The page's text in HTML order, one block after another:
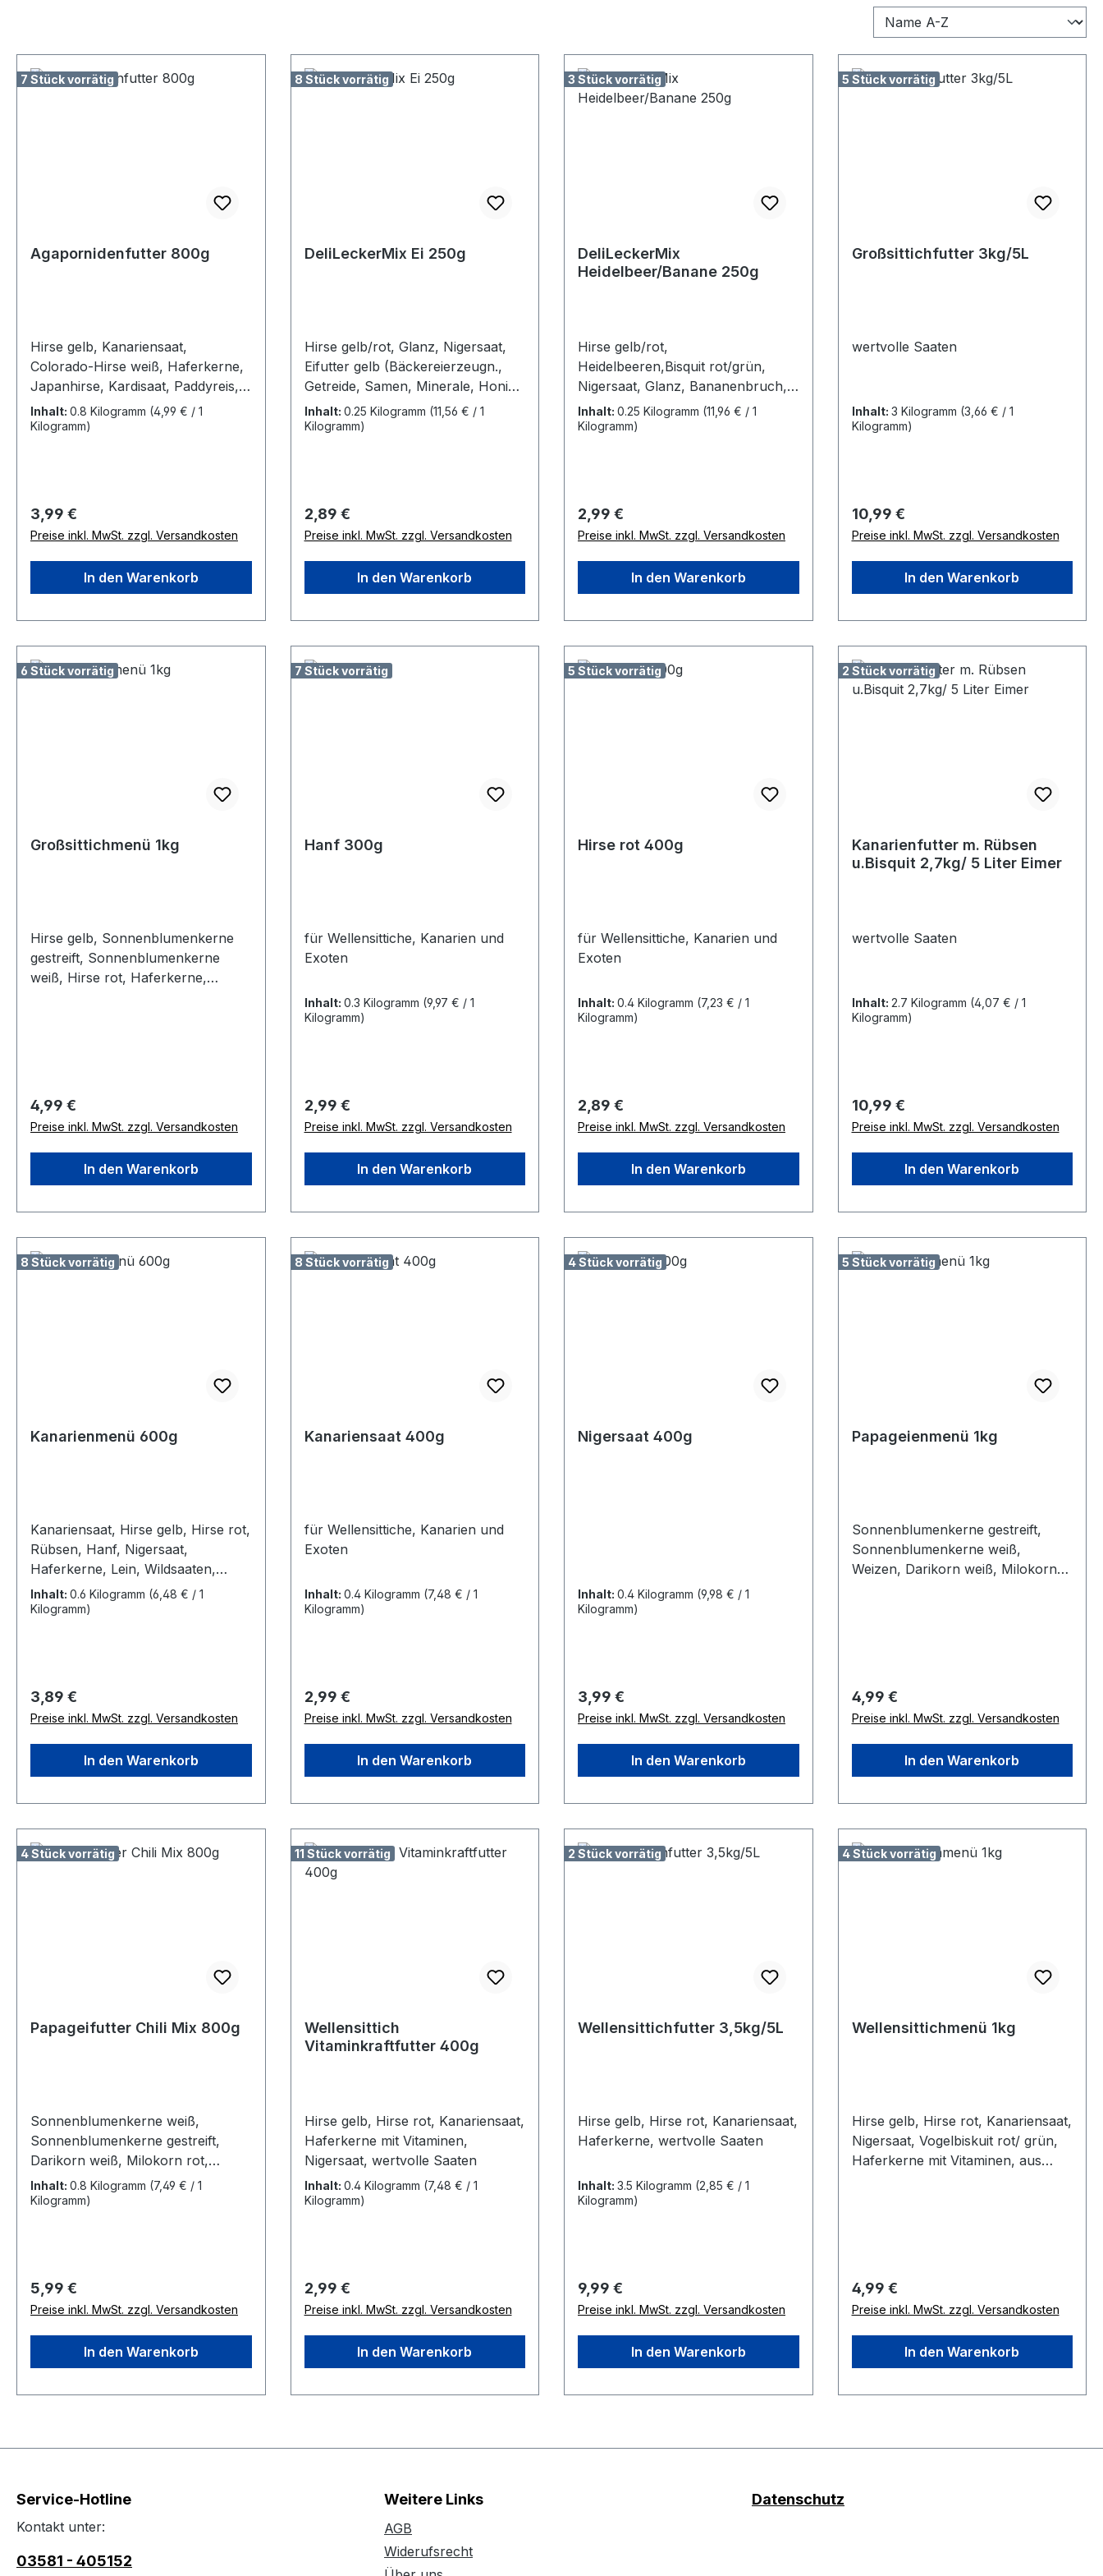
7 Stück vorrätig
Agapornidenfutter 800g
Hirse gelb, Kanariensaat,
Colorado-Hirse weiß, Haferkerne,
Japanhirse, Kardisaat, Paddyreis,
Buchweizen, Lein, Milokorn rot,
Hanf, für kleine Papageien,
Inhalt: 0.8 Kilogramm (4,99 € / 1
Kilogramm)
Regulärer Preis:
3,99 €
Preise inkl. MwSt. zzgl. Versandkosten
In den Warenkorb
8 Stück vorrätig
DeliLeckerMix Ei 250g
Hirse gelb/rot, Glanz, Nigersaat,
Eifutter gelb (Bäckereierzeugn.,
Getreide, Samen, Minerale, Honig,
Öl, Eiprodukte), Hanf, Darikorn,
Haferkerne mit Vitaminen, f.
Inhalt: 0.25 Kilogramm (11,56 € / 1
Kilogramm)
Regulärer Preis:
2,89 €
Preise inkl. MwSt. zzgl. Versandkosten
In den Warenkorb
3 Stück vorrätig
DeliLeckerMix
Heidelbeer/Banane 250g
Hirse gelb/rot,
Heidelbeeren,Bisquit rot/grün,
Nigersaat, Glanz, Bananenbruch,
Haferkerne mit Vitaminen, f.
Wellensittiche
Inhalt: 0.25 Kilogramm (11,96 € / 1
Kilogramm)
Regulärer Preis:
2,99 €
Preise inkl. MwSt. zzgl. Versandkosten
In den Warenkorb
5 Stück vorrätig
Großsittichfutter 3kg/5L
wertvolle Saaten
Inhalt: 3 Kilogramm (3,66 € / 1
Kilogramm)
Regulärer Preis:
10,99 €
Preise inkl. MwSt. zzgl. Versandkosten
In den Warenkorb
6 Stück vorrätig
Großsittichmenü 1kg
Hirse gelb, Sonnenblumenkerne
gestreift, Sonnenblumenkerne
weiß, Hirse rot, Haferkerne,
Regulärer Preis:
4,99 €
Preise inkl. MwSt. zzgl. Versandkosten
In den Warenkorb
7 Stück vorrätig
Hanf 300g
für Wellensittiche, Kanarien und
Exoten
Inhalt: 0.3 Kilogramm (9,97 € / 1
Kilogramm)
Regulärer Preis:
2,99 €
Preise inkl. MwSt. zzgl. Versandkosten
In den Warenkorb
5 Stück vorrätig
Hirse rot 400g
für Wellensittiche, Kanarien und
Exoten
Inhalt: 0.4 Kilogramm (7,23 € / 1
Kilogramm)
Regulärer Preis:
2,89 €
Preise inkl. MwSt. zzgl. Versandkosten
In den Warenkorb
2 Stück vorrätig
Kanarienfutter m. Rübsen
u.Bisquit 2,7kg/ 5 Liter Eimer
wertvolle Saaten
Inhalt: 2.7 Kilogramm (4,07 € / 1
Kilogramm)
Regulärer Preis:
10,99 €
Preise inkl. MwSt. zzgl. Versandkosten
In den Warenkorb
8 Stück vorrätig
Kanarienmenü 600g
Kanariensaat, Hirse gelb, Hirse rot,
Rübsen, Hanf, Nigersaat,
Haferkerne, Lein, Wildsaaten,
Mohn, Vogelbiskuit rot/grün,
Haferkerne mit Vitaminen, mit
Inhalt: 0.6 Kilogramm (6,48 € / 1
Kilogramm)
Regulärer Preis:
3,89 €
Preise inkl. MwSt. zzgl. Versandkosten
In den Warenkorb
8 Stück vorrätig
Kanariensaat 400g
für Wellensittiche, Kanarien und
Exoten
Inhalt: 0.4 Kilogramm (7,48 € / 1
Kilogramm)
Regulärer Preis:
2,99 €
Preise inkl. MwSt. zzgl. Versandkosten
In den Warenkorb
4 Stück vorrätig
Nigersaat 400g
Inhalt: 0.4 Kilogramm (9,98 € / 1
Kilogramm)
Regulärer Preis:
3,99 €
Preise inkl. MwSt. zzgl. Versandkosten
In den Warenkorb
5 Stück vorrätig
Papageienmenü 1kg
Sonnenblumenkerne gestreift,
Sonnenblumenkerne weiß,
Weizen, Darikorn weiß, Milokorn
Regulärer Preis:
4,99 €
Preise inkl. MwSt. zzgl. Versandkosten
In den Warenkorb
4 Stück vorrätig
Papageifutter Chili Mix 800g
Sonnenblumenkerne weiß,
Sonnenblumenkerne gestreift,
Darikorn weiß, Milokorn rot,
Haferkerne, Kardisaat,
Buchweizen, Erbsenflocken,
Inhalt: 0.8 Kilogramm (7,49 € / 1
Kilogramm)
Regulärer Preis:
5,99 €
Preise inkl. MwSt. zzgl. Versandkosten
In den Warenkorb
11 Stück vorrätig
Wellensittich
Vitaminkraftfutter 400g
Hirse gelb, Hirse rot, Kanariensaat,
Haferkerne mit Vitaminen,
Nigersaat, wertvolle Saaten
Inhalt: 0.4 Kilogramm (7,48 € / 1
Kilogramm)
Regulärer Preis:
2,99 €
Preise inkl. MwSt. zzgl. Versandkosten
In den Warenkorb
2 Stück vorrätig
Wellensittichfutter 3,5kg/5L
Hirse gelb, Hirse rot, Kanariensaat,
Haferkerne, wertvolle Saaten
Inhalt: 3.5 Kilogramm (2,85 € / 1
Kilogramm)
Regulärer Preis:
9,99 €
Preise inkl. MwSt. zzgl. Versandkosten
In den Warenkorb
4 Stück vorrätig
Wellensittichmenü 1kg
Hirse gelb, Hirse rot, Kanariensaat,
Nigersaat, Vogelbiskuit rot/ grün,
Haferkerne mit Vitaminen, aus
Regulärer Preis:
4,99 €
Preise inkl. MwSt. zzgl. Versandkosten
In den Warenkorb
Service-Hotline
Kontakt unter:
03581 - 405152
Weitere Links
AGB
Widerufsrecht
Datenschutz